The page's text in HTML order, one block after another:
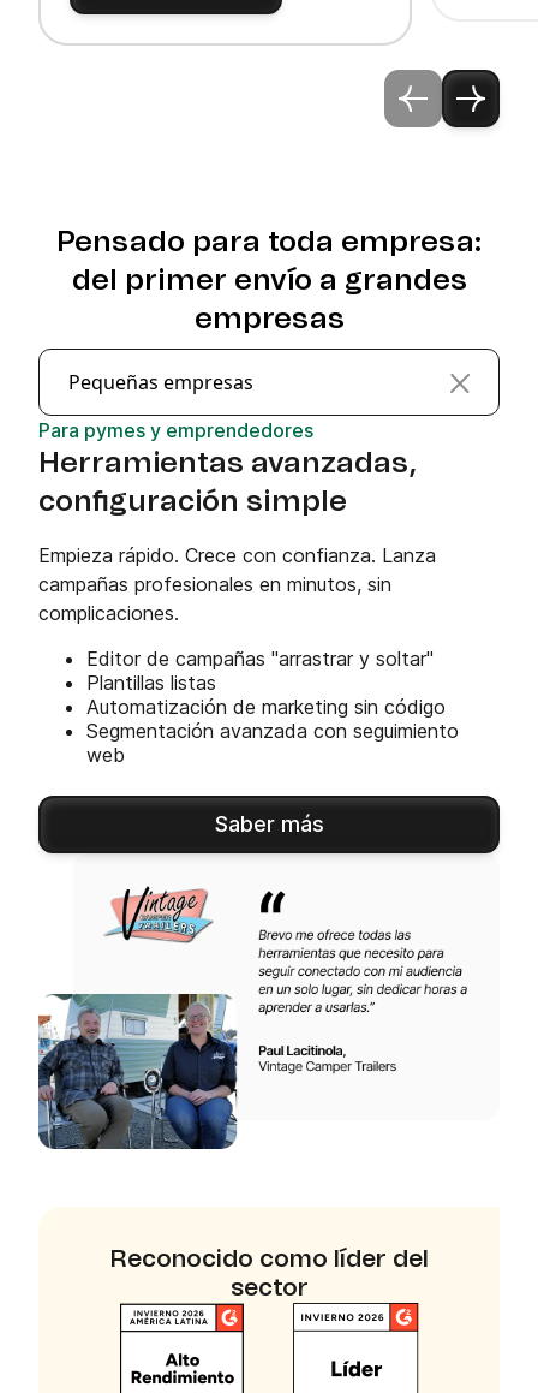
Pensado para toda empresa:
del primer envío a grandes
empresas
Pequeñas empresas
Para pymes y emprendedores
Herramientas avanzadas,
configuración simple
Empieza rápido. Crece con confianza. Lanza
campañas profesionales en minutos, sin
complicaciones.
Editor de campañas "arrastrar y soltar"
Plantillas listas
Automatización de marketing sin código
Segmentación avanzada con seguimiento
web
Saber más
Reconocido como líder del
sector